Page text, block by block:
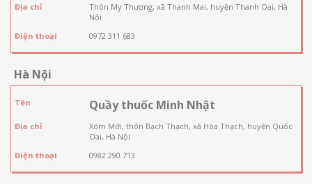
Địa chỉ
Thôn My Thượng, xã Thanh Mai, huyện Thanh Oai, Hà
Nội
Điện thoại
0972 311 683
Hà Nội
Tên Quầy thuốc Minh Nhật
Địa chỉ
Xóm Mới, thôn Bạch Thạch, xã Hòa Thạch, huyện Quốc
Oai, Hà Nội
Điện thoại
0982 290 713